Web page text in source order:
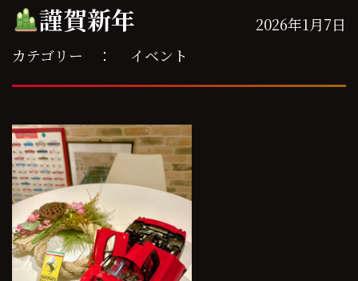
謹賀新年
カテゴリー ： イベント
2026年1月7日